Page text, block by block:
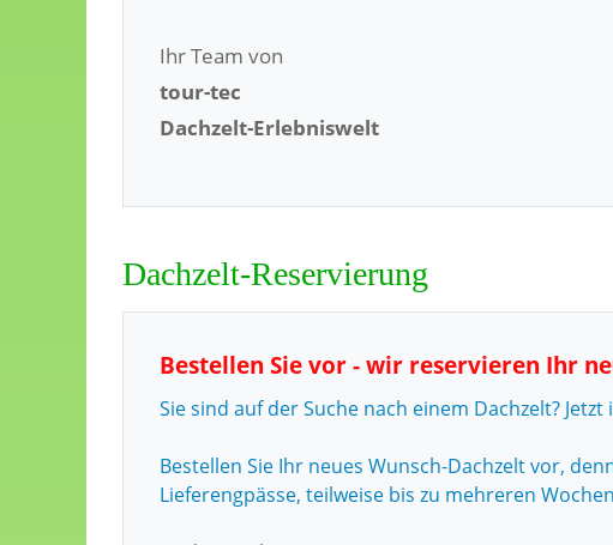
Ihr Team von
tour-tec
Dachzelt-Erlebniswelt
Dachzelt-Reservierung
Bestellen Sie vor - wir reservieren Ihr
Sie sind auf der Suche nach einem Dachzelt?
Bestellen Sie Ihr neues Wunsch-Dachzelt vor,
Lieferengpässe, teilweise bis zu mehreren